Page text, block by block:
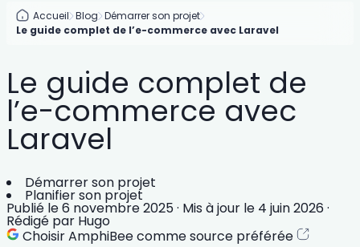
Accueil Blog Démarrer son projet
Le guide complet de l’e-commerce avec Laravel
Le guide complet de
l’e-commerce avec
Laravel
Démarrer son projet
Planifier son projet
Publié le6 novembre 2025· Mis à jour le 4 juin 2026 ·
Rédigé par Hugo
Choisir AmphiBee comme source préférée